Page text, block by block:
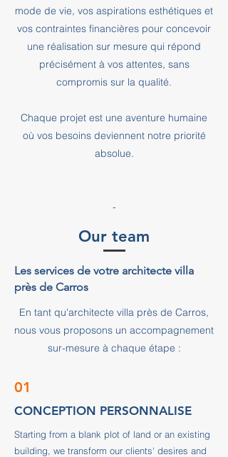
mode de vie, vos aspirations esthétiques et
vos contraintes financières pour concevoir
une réalisation sur mesure qui répond
précisément à vos attentes, sans
compromis sur la qualité.
Chaque projet est une aventure humaine
où vos besoins deviennent notre priorité
absolue.
-
Our team
Les services de votre architecte villa
près de Carros
En tant qu'architecte villa près de Carros,
nous vous proposons un accompagnement
sur-mesure à chaque étape :
01
CONCEPTION PERSONNALISE
Starting from a blank plot of land or an existing
building, we transform our clients' desires and